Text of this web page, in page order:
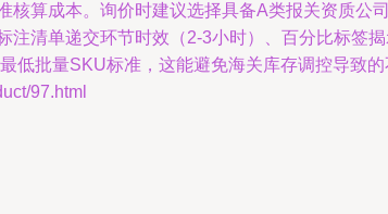
核算成本。询价时建议选择具备A类报关资质公
注清单递交环节时效（2-3小时）、百分比标签
低批量SKU标准，这能避免海关库存调控导致的
97.html